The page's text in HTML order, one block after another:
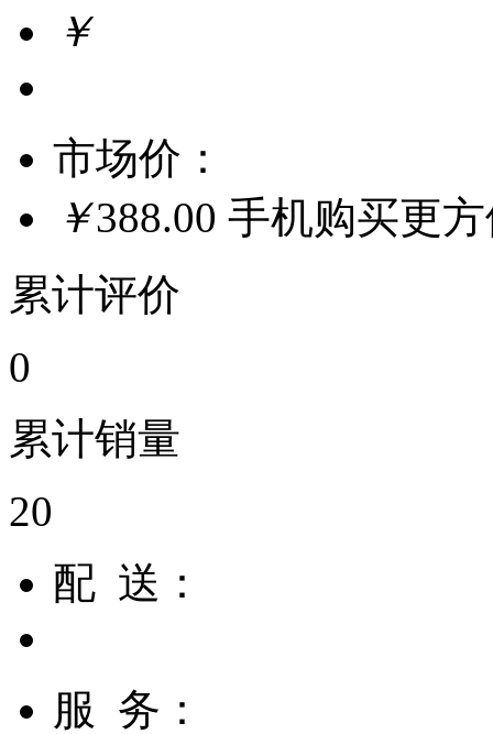
￥
市场价：
￥388.00 手机购买更
累计评价
0
累计销量
20
配 送：
服 务：